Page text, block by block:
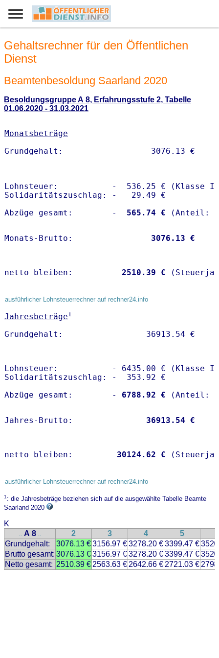
Gehaltsrechner für den Öffentlichen
Dienst
Beamtenbesoldung Saarland 2020
Besoldungsgruppe A 8, Erfahrungsstufe 2, Tabelle
01.06.2020 - 31.03.2021
Monatsbeträge
Lohnsteuer:           -  536.25 € (Klasse I)
Solidaritätszuschlag: -   29.49 €
Abzüge gesamt:        -
  565.74 €
Monats-Brutto: 3076.13 €
netto bleiben: 2510.39 €
ausführlicher Lohnsteuerrechner auf rechner24.info
Jahresbeträge1
Lohnsteuer:           - 6435.00 € (Klasse I)
Solidaritätszuschlag: -  353.92 €
Abzüge gesamt:        -
6788.92 €
Jahres-Brutto: 36913.54 €
netto bleiben: 30124.62 €
ausführlicher Lohnsteuerrechner auf rechner24.info
1: die Jahresbeträge beziehen sich auf die ausgewählte Tabelle Beamte
Saarland 2020
K
.. A 8 .. 2 3 4 5
Grundgehalt:
3076.13 €3156.97 €3278.20 €3399.47 €
Brutto gesamt: 3076.13 €3156.97 €3278.20 €3399.47 €
Netto gesamt: 2510.39 € 2563.63 € 2642.66 € 2721.03 €